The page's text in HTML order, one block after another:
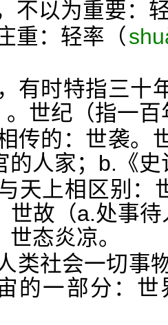
不以为重要：
重：轻率（
有时特指三十
。世纪（指一
传的：世袭。
的人家；b.《
天上相区别：
世故（a.处事待
态炎凉。
类社会一切事
的一部分：